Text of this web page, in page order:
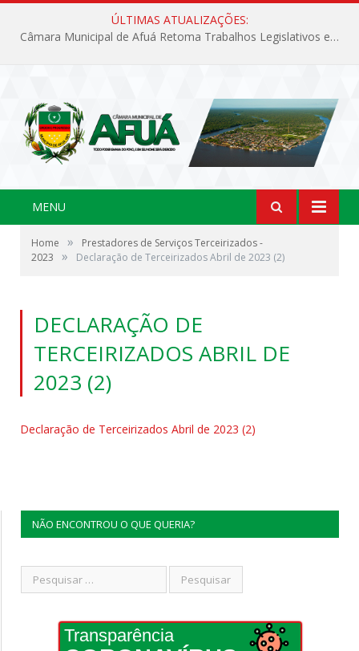
ÚLTIMAS ATUALIZAÇÕES:
Câmara Municipal de Afuá Retoma Trabalhos Legislativos em Sessão Ordinária
MENU
Home »
Prestadores de Serviços Terceirizados -
2023
» Declaração de Terceirizados Abril de 2023 (2)
DECLARAÇÃO DE
TERCEIRIZADOS ABRIL DE
2023 (2)
Declaração de Terceirizados Abril de 2023 (2)
NÃO ENCONTROU O QUE QUERIA?
Transparência